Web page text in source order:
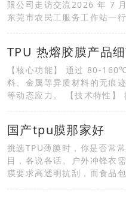
限公司走访交流2026 年 7
东莞市农民工服务工作站一
TPU 热熔胶膜产品
【核心功能】 通过 80-
料、金属等异质材料的无痕
等动态应力。 【技术特性】
国产tpu膜那家好
挑选TPU薄膜时，你是否常
目，各说各话。户外冲锋衣
膜要求高透明抗刮，而食品